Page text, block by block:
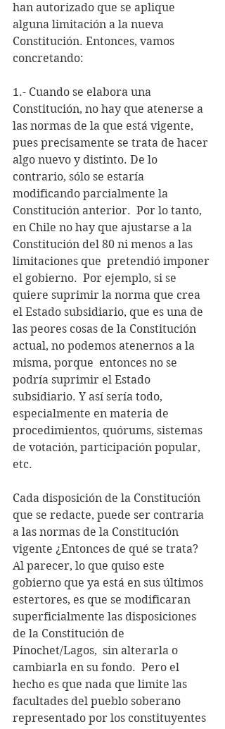
han autorizado que se aplique
alguna limitación a la nueva
Constitución. Entonces, vamos
concretando:
1.- Cuando se elabora una
Constitución, no hay que atenerse a
las normas de la que está vigente,
pues precisamente se trata de hacer
algo nuevo y distinto. De lo
contrario, sólo se estaría
modificando parcialmente la
Constitución anterior.  Por lo tanto,
en Chile no hay que ajustarse a la
Constitución del 80 ni menos a las
limitaciones que  pretendió imponer
el gobierno.  Por ejemplo, si se
quiere suprimir la norma que crea
el Estado subsidiario, que es una de
las peores cosas de la Constitución
actual, no podemos atenernos a la
misma, porque  entonces no se
podría suprimir el Estado
subsidiario. Y así sería todo,
especialmente en materia de
procedimientos, quórums, sistemas
de votación, participación popular,
etc.
Cada disposición de la Constitución
que se redacte, puede ser contraria
a las normas de la Constitución
vigente ¿Entonces de qué se trata?
Al parecer, lo que quiso este
gobierno que ya está en sus últimos
estertores, es que se modificaran
superficialmente las disposiciones
de la Constitución de
Pinochet/Lagos,  sin alterarla o
cambiarla en su fondo.  Pero el
hecho es que nada que limite las
facultades del pueblo soberano
representado por los constituyentes